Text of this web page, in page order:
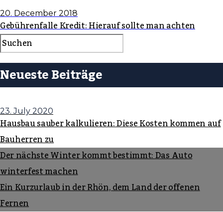
20. December 2018
Gebührenfalle Kredit: Hierauf sollte man achten
Neueste Beiträge
23. July 2020
Hausbau sauber kalkulieren: Diese Kosten kommen auf
Bauherren zu
Der nächste Winter kommt bestimmt: Das Auto
winterfest machen
Ein Kurzurlaub in der Rhön, dem Land der offenen
Fernen